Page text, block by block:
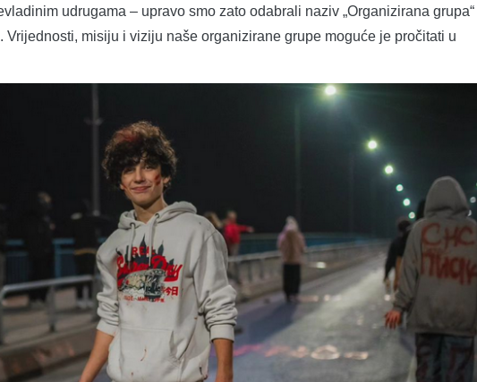
udrugama – upravo smo zato odabrali naziv „Organizirana grupa“
Vrijednosti, misiju i viziju naše organizirane grupe moguće je pročitati u